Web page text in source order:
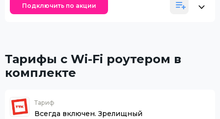
Подключить по акции
Тарифы с Wi-Fi роутером в
комплекте
Тариф
Всегда включен. Зрелищный